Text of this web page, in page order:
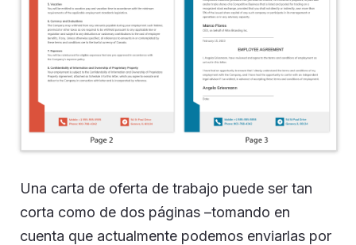
Una carta de oferta de trabajo puede ser tan
corta como de dos páginas –tomando en
cuenta que actualmente podemos enviarlas por